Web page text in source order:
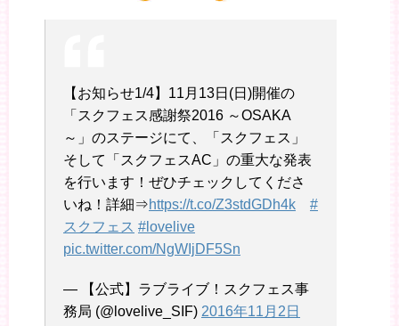
【お知らせ1/4】11月13日(日)開催の
「スクフェス感謝祭2016 ～OSAKA
～」のステージにて、「スクフェス」
そして「スクフェスAC」の重大な発表
を行います！ぜひチェックしてくださ
いね！詳細⇒https://t.co/Z3stdGDh4k
#
スクフェス #lovelive
pic.twitter.com/NgWIjDF5Sn
— 【公式】ラブライブ！スクフェス事
務局 (@lovelive_SIF) 2016年11月2日